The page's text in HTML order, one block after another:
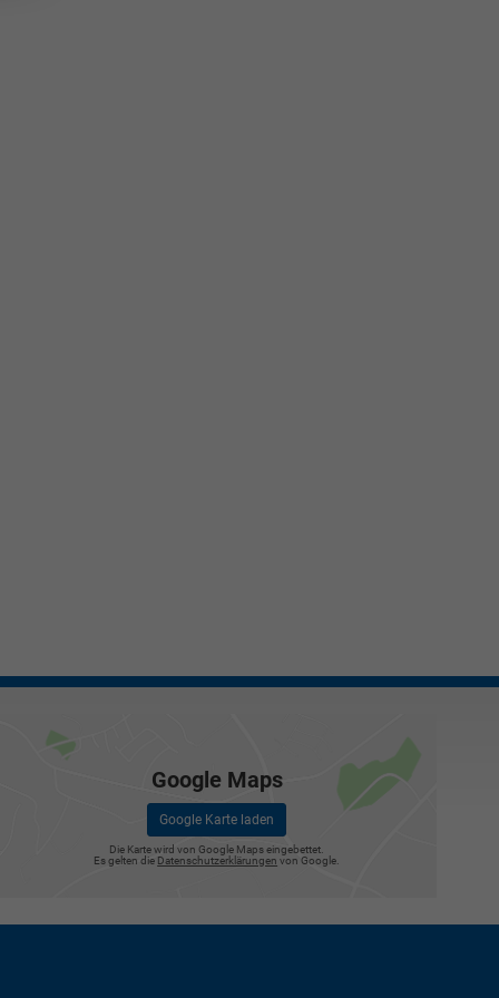
Google Maps
Google Karte laden
Die Karte wird von Google Maps eingebettet.
Es gelten die Datenschutzerklärungen von Google.